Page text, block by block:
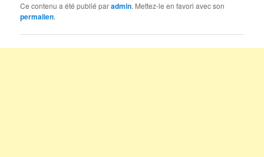
Ce contenu a été publié paradmin. Mettez-le en favori avec son
permalien.